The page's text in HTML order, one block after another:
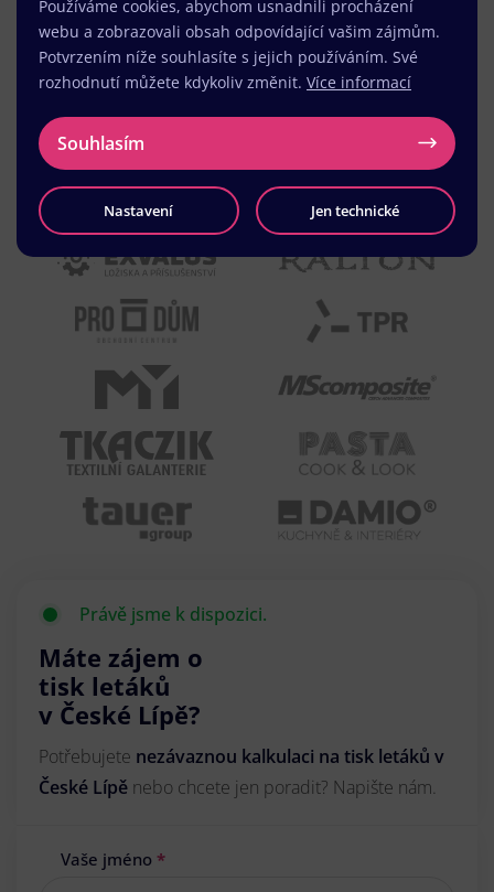
Právě jsme k dispozici.
Máte zájem o
tisk letáků
v České Lípě?
Potřebujete nezávaznou kalkulaci na tisk letáků v
České Lípě nebo chcete jen poradit? Napište nám.
Vaše jméno *
Používáme cookies, abychom usnadnili procházení
webu a zobrazovali obsah odpovídající vašim zájmům.
Potvrzením níže souhlasíte s jejich používáním. Své
rozhodnutí můžete kdykoliv změnit. Více informací
Souhlasím
Nastavení Jen technické